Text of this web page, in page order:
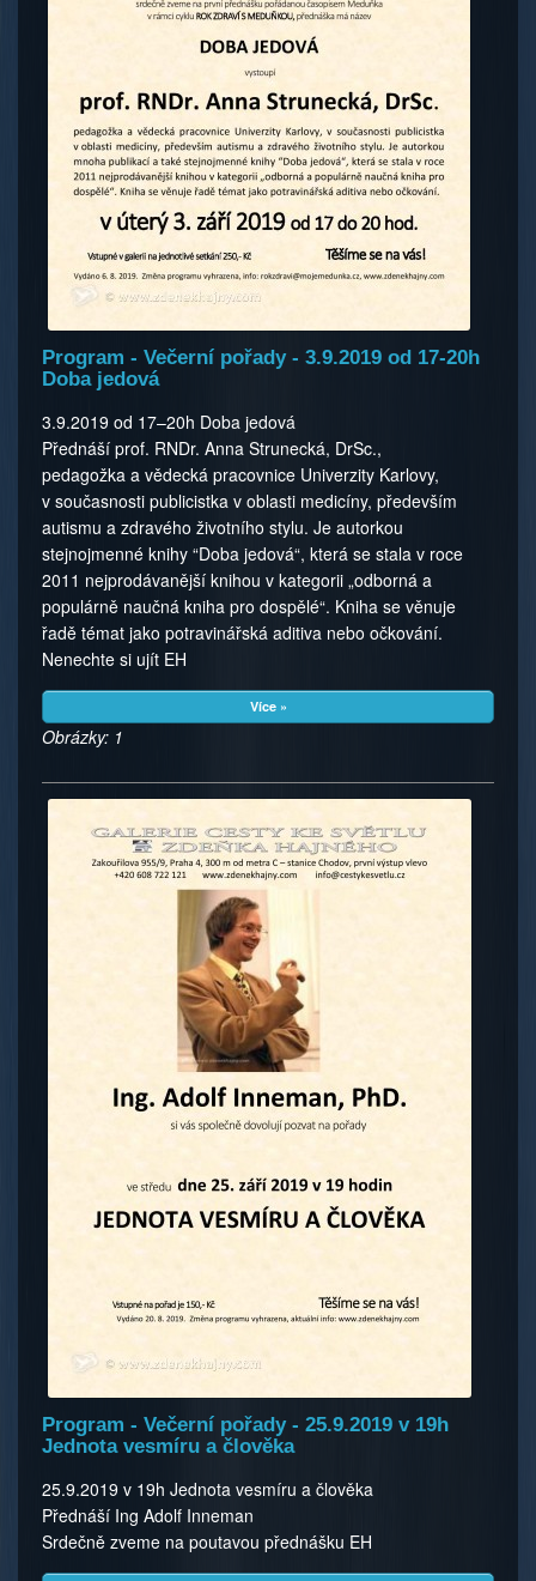
Program - Večerní pořady - 3.9.2019 od 17-20h
Doba jedová
3.9.2019 od 17–20h Doba jedová
Přednáší prof. RNDr. Anna Strunecká, DrSc.,
pedagožka a vědecká pracovnice Univerzity Karlovy,
v současnosti publicistka v oblasti medicíny, především
autismu a zdravého životního stylu. Je autorkou
stejnojmenné knihy “Doba jedová“, která se stala v roce
2011 nejprodá­vanější knihou v kategorii „odborná a
populárně naučná kniha pro dospělé“. Kniha se věnuje
řadě témat jako potravinářská aditiva nebo očkování.
Nenechte si ujít EH
Více »
Obrázky: 1
Program - Večerní pořady - 25.9.2019 v 19h
Jednota vesmíru a člověka
25.9.2019 v 19h Jednota vesmíru a člověka
Přednáší Ing Adolf Inneman
Srdečně zveme na poutavou přednášku EH